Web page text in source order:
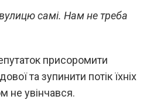
самі. Нам не треба
присоромити
та зупинити потік їхніх
не увінчався.